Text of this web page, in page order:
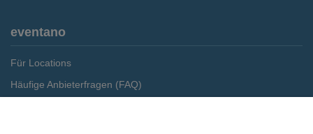
eventano
Für Locations
Häufige Anbieterfragen (FAQ)